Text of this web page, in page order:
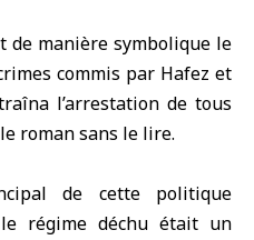
de manière symbolique le
commis par Hafez et
l’arrestation de tous
roman sans le lire.
de cette politique
régime déchu était un